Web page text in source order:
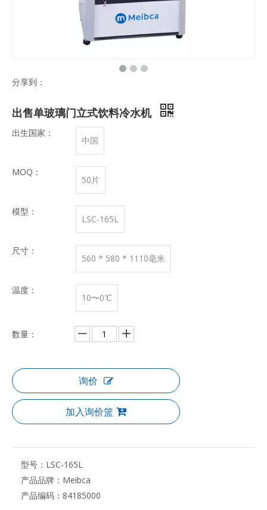
分享到：
出售单玻璃门立式饮料冷水机
出生国家：
中国
MOQ：
50片
模型：
LSC-165L
尺寸：
560 * 580 * 1110毫米
温度：
10〜0℃
数量：
询价
加入询价篮
型号： LSC-165L
产品品牌： Meibca
产品编码： 84185000